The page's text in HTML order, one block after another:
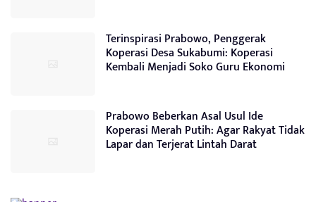
Terinspirasi Prabowo, Penggerak
Koperasi Desa Sukabumi: Koperasi
Kembali Menjadi Soko Guru Ekonomi
Prabowo Beberkan Asal Usul Ide
Koperasi Merah Putih: Agar Rakyat Tidak
Lapar dan Terjerat Lintah Darat